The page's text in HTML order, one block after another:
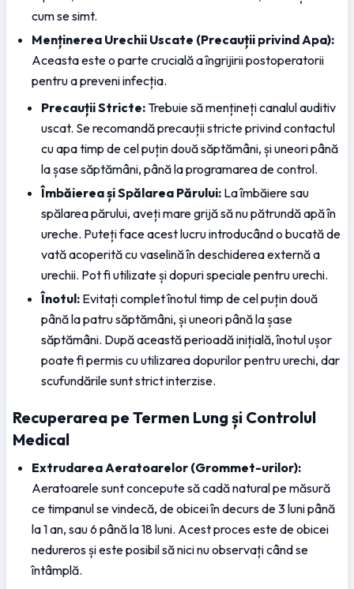
cum se simt.
Menținerea Urechii Uscate (Precauții privind Apa):
Aceasta este o parte crucială a îngrijirii postoperatorii
pentru a preveni infecția.
Precauții Stricte: Trebuie să mențineți canalul auditiv
uscat. Se recomandă precauții stricte privind contactul
cu apa timp de cel puțin două săptămâni, și uneori până
la șase săptămâni, până la programarea de control.
Îmbăierea și Spălarea Părului: La îmbăiere sau
spălarea părului, aveți mare grijă să nu pătrundă apă în
ureche. Puteți face acest lucru introducând o bucată de
vată acoperită cu vaselină în deschiderea externă a
urechii. Pot fi utilizate și dopuri speciale pentru urechi.
Înotul: Evitați complet înotul timp de cel puțin două
până la patru săptămâni, și uneori până la șase
săptămâni. După această perioadă inițială, înotul ușor
poate fi permis cu utilizarea dopurilor pentru urechi, dar
scufundările sunt strict interzise.
Recuperarea pe Termen Lung și Controlul
Medical
Extrudarea Aeratoarelor (Grommet-urilor):
Aeratoarele sunt concepute să cadă natural pe măsură
ce timpanul se vindecă, de obicei în decurs de 3 luni până
la 1 an, sau 6 până la 18 luni. Acest proces este de obicei
nedureros și este posibil să nici nu observați când se
întâmplă.